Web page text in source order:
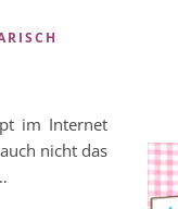
im Internet
nicht das